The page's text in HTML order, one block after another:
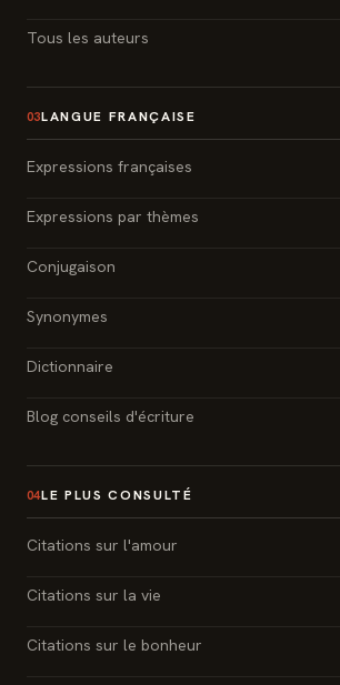
Tous les auteurs
03LANGUE FRANÇAISE
Expressions françaises
Expressions par thèmes
Conjugaison
Synonymes
Dictionnaire
Blog conseils d'écriture
04LE PLUS CONSULTÉ
Citations sur l'amour
Citations sur la vie
Citations sur le bonheur